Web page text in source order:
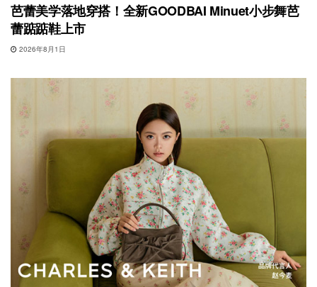
芭蕾美学落地穿搭！全新GOODBAI Minuet小步舞芭
蕾踮踮鞋上市
2026年8月1日